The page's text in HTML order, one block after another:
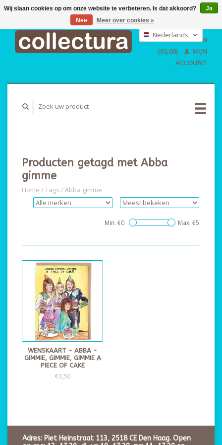
EUR
GBP
USD
Nederlands
English
WINKELWAGEN
(€0,00)
MIJN
ACCOUNT
Producten getagd met Abba
gimme
Home /Tags /Abba gimme
Min: €0 Max: €5
WENSKAART - ABBA -
GIMMIE, GIMMIE, GIMMIE A
PIECE OF CAKE
€3,50
Adres: Piet Heinstraat 113, 2518 CE Den Haag. Open
Wij slaan cookies op om onze website te verbeteren. Is dat akkoord?
Ja
Nee
Meer over cookies »